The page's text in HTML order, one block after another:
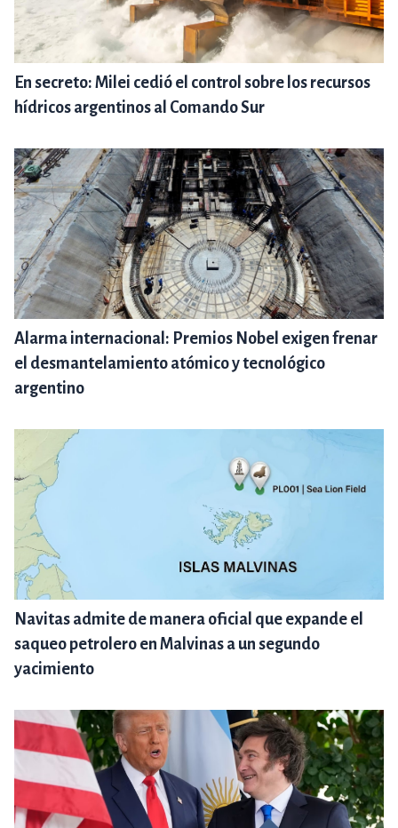
En secreto: Milei cedió el control sobre los recursos
hídricos argentinos al Comando Sur
Alarma internacional: Premios Nobel exigen frenar
el desmantelamiento atómico y tecnológico
argentino
Navitas admite de manera oficial que expande el
saqueo petrolero en Malvinas a un segundo
yacimiento